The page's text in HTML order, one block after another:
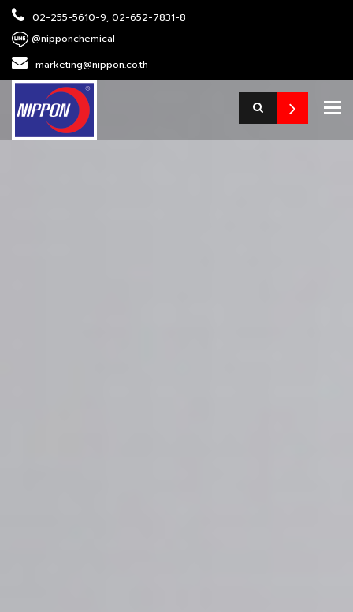
02-255-5610-9, 02-652-7831-8
@nipponchemical
marketing@nippon.co.th